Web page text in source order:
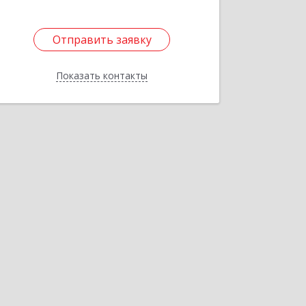
Отправить заявку
Показать контакты
Отправить заявку
Назад